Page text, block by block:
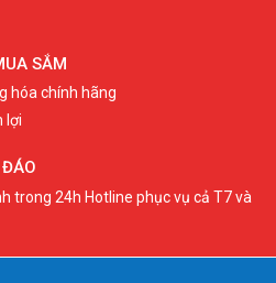
SẮM
hóa chính hãng
lợi
ĐÁO
trong 24h Hotline phục vụ cả T7 và